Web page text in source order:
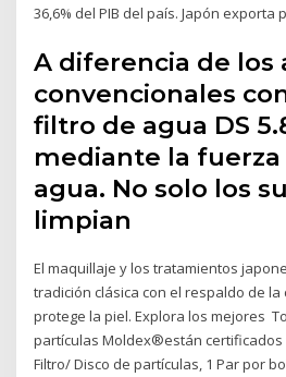
36,6% del PIB del país. Japón exporta
A diferencia de los
convencionales
filtro de agua DS
mediante la
agua. No solo los
limpian
El maquillaje y los tratamientos
tradición clásica con el respaldo de
protege la piel. Explora los mejores
partículas Moldex®están certificados
Filtro/ Disco de partículas, 1 Par por